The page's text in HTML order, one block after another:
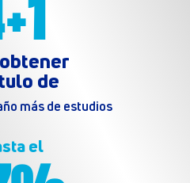
de
más de estudios
el